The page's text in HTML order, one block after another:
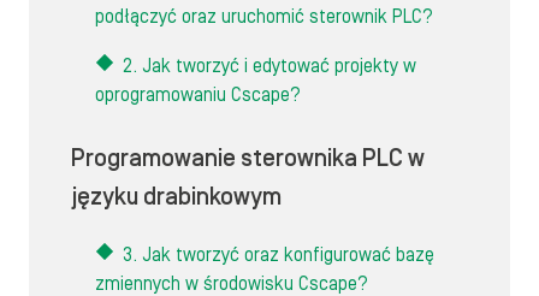
podłączyć oraz uruchomić sterownik PLC?
2. Jak tworzyć i edytować projekty w
oprogramowaniu Cscape?
Programowanie sterownika PLC w
języku drabinkowym
3. Jak tworzyć oraz konfigurować bazę
zmiennych w środowisku Cscape?